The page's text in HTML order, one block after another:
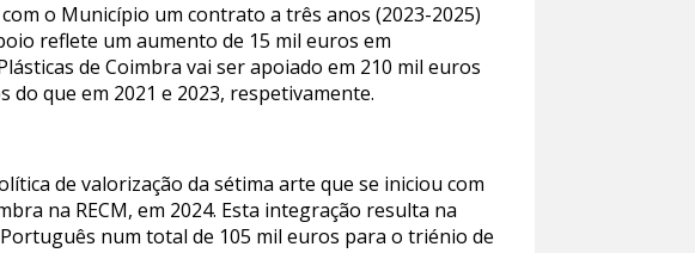
o Município um contrato a três anos (2023-2025)
reflete um aumento de 15 mil euros em
de Coimbra vai ser apoiado em 210 mil euros
que em 2021 e 2023, respetivamente.
de valorização da sétima arte que se iniciou com
na RECM, em 2024. Esta integração resulta na
num total de 105 mil euros para o triénio de